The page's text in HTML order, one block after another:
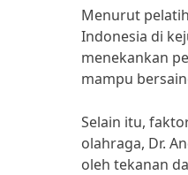
Menurut
Indonesia di
menekankan
mampu
Selain itu,
olahraga, Dr.
oleh tekanan